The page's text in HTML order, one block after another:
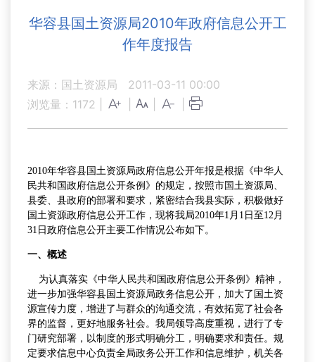
华容县国土资源局2010年政府信息公开工
作年度报告
来源：国土资源局
2011-03-11 00:00
浏览量： 1172
2010年华容县国土资源局政府信息公开年报是根据《中华人
民共和国政府信息公开条例》的规定，按照市国土资源局、
县委、县政府的部署和要求，紧密结合我县实际，积极做好
国土资源政府信息公开工作，现将我局2010年1月1日至12月
31日政府信息公开主要工作情况公布如下。
一、概述
为认真落实《中华人民共和国政府信息公开条例》精神，
进一步加强华容县国土资源局政务信息公开，加大了国土资
源宣传力度，增进了与群众的沟通交流，有效拓宽了社会各
界的监督，更好地服务社会。我局领导高度重视，进行了专
门研究部署，以制度的形式明确分工，明确要求和责任。规
定要求信息中心负责全局政务公开工作和信息维护，机关各